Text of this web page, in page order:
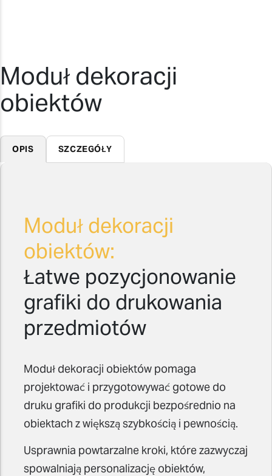
Moduł dekoracji
obiektów
OPIS SZCZEGÓŁY
Moduł dekoracji
obiektów:
Łatwe pozycjonowanie
grafiki do drukowania
przedmiotów
Moduł dekoracji obiektów pomaga
projektować i przygotowywać gotowe do
druku grafiki do produkcji bezpośrednio na
obiektach z większą szybkością i pewnością.
Usprawnia powtarzalne kroki, które zazwyczaj
spowalniają personalizację obiektów,